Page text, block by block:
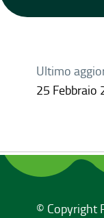
Ultimo
25 Febbraio
© Copyright